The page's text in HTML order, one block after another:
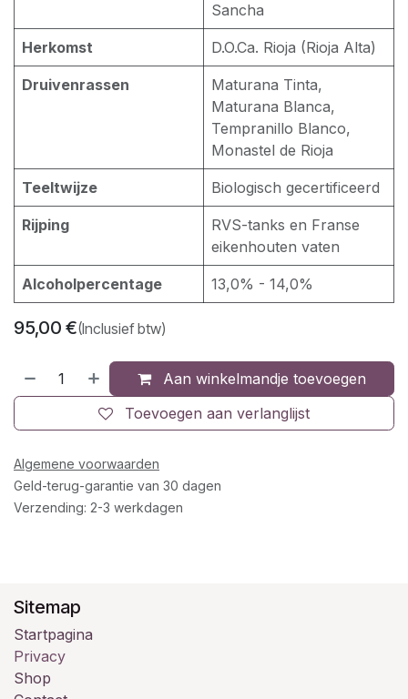
Sancha
Herkomst D.O.Ca. Rioja (Rioja Alta)
Druivenrassen
Maturana Tinta,
Maturana Blanca,
Tempranillo Blanco,
Monastel de Rioja
Teeltwijze Biologisch gecertificeerd
Rijping
RVS-tanks en Franse
eikenhouten vaten
Alcoholpercentage 13,0% - 14,0%
95,00 €(Inclusief btw)
Aan winkelmandje toevoegen
Toevoegen aan verlanglijst
Algemene voorwaarden
Geld-terug-garantie van 30 dagen
Verzending: 2-3 werkdagen
Sitemap
Startpagina
Privacy
Shop